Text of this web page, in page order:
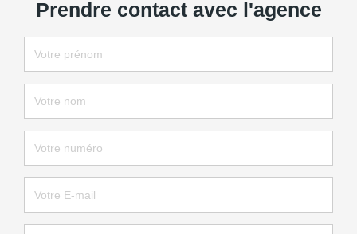
Prendre contact avec l'agence